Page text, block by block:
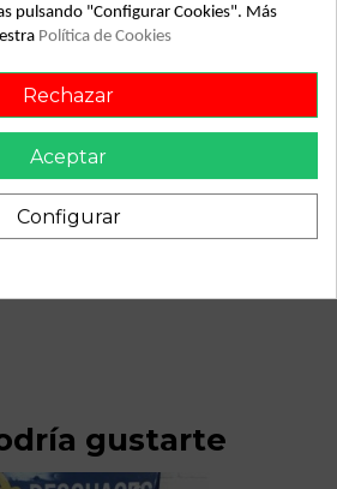
364
OEM IAM TG15C012 7789980 90V
gustarte
pulsando "Configurar Cookies". Más
Política de Cookies
Rechazar
Aceptar
Configurar